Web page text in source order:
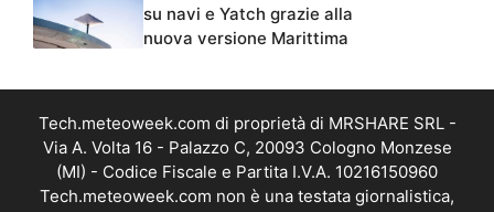
su navi e Yatch grazie alla
nuova versione Marittima
Tech.meteoweek.com di proprietà di MRSHARE SRL -
Via A. Volta 16 - Palazzo C, 20093 Cologno Monzese
(MI) - Codice Fiscale e Partita I.V.A. 10216150960
Tech.meteoweek.com non è una testata giornalistica,